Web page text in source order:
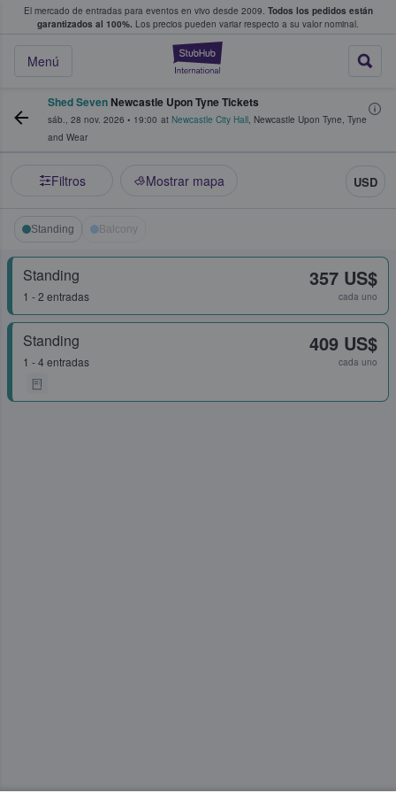
El mercado de entradas para eventos en vivo desde 2009. Todos los pedidos están
garantizados al 100%. Los precios pueden variar respecto a su valor nominal.
StubHub:
Menú
y venta de entradas entre fans
Shed Seven Newcastle Upon Tyne Tickets
sáb., 28 nov. 2026 • 19:00 at Newcastle City Hall, Newcastle Upon Tyne, Tyne
and Wear
Filtros Mostrar mapa USD
Standing Balcony
Standing
1 - 2 entradas
357 US$
cada uno
Standing
1 - 4 entradas
409 US$
cada uno